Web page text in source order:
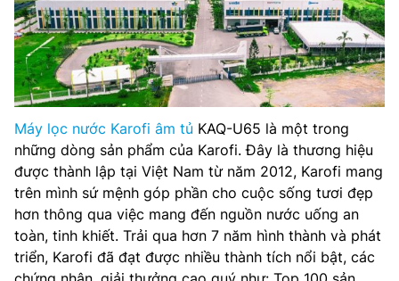
Máy lọc nước Karofi âm tủ KAQ-U65 là một trong
những dòng sản phẩm của Karofi. Đây là thương hiệu
được thành lập tại Việt Nam từ năm 2012, Karofi mang
trên mình sứ mệnh góp phần cho cuộc sống tươi đẹp
hơn thông qua việc mang đến nguồn nước uống an
toàn, tinh khiết. Trải qua hơn 7 năm hình thành và phát
triển, Karofi đã đạt được nhiều thành tích nổi bật, các